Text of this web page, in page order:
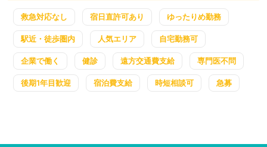
救急対応なし 宿日直許可あり ゆったりめ勤務
駅近・徒歩圏内 人気エリア 自宅勤務可
企業で働く 健診 遠方交通費支給 専門医不問
後期1年目歓迎 宿泊費支給 時短相談可 急募